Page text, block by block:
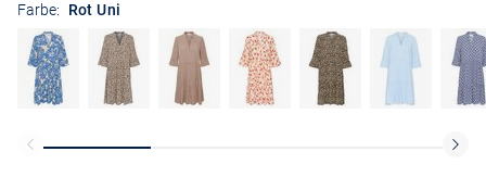
Farbe: Rot Uni